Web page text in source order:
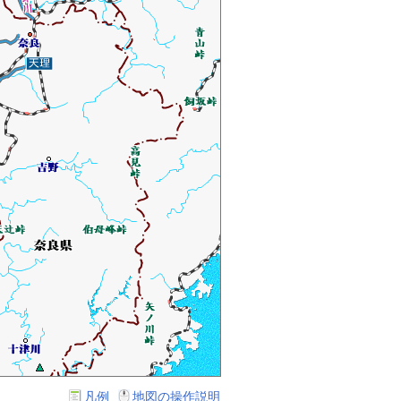
凡例 地図の操作説明